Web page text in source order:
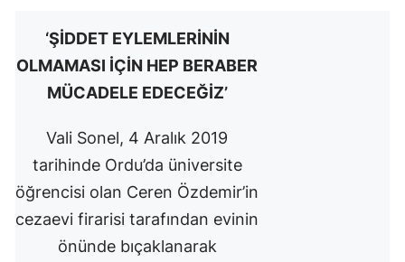
‘ŞİDDET EYLEMLERİNİN
OLMAMASI İÇİN HEP BERABER
MÜCADELE EDECEĞİZ’
Vali Sonel, 4 Aralık 2019
tarihinde Ordu’da üniversite
öğrencisi olan Ceren Özdemir’in
cezaevi firarisi tarafından evinin
önünde bıçaklanarak